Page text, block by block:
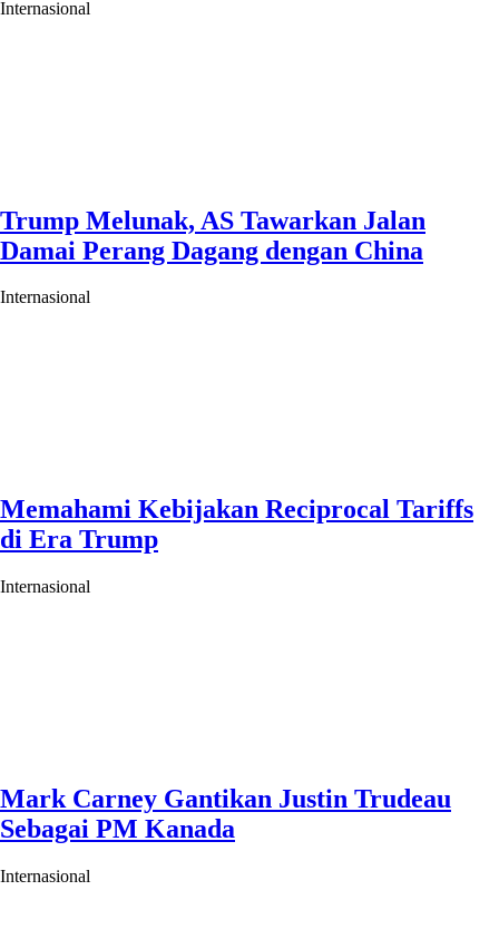
Internasional
Trump Melunak, AS Tawarkan Jalan
Damai Perang Dagang dengan China
Internasional
Memahami Kebijakan Reciprocal Tariffs
di Era Trump
Internasional
Mark Carney Gantikan Justin Trudeau
Sebagai PM Kanada
Internasional